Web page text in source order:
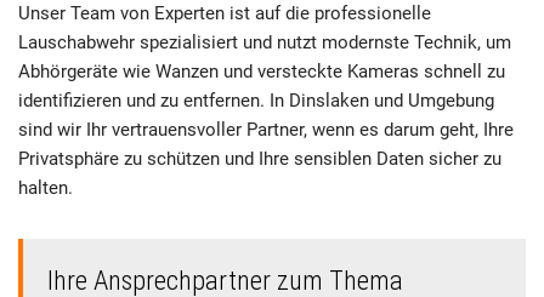
Unser Team von Experten ist auf die professionelle
Lauschabwehr spezialisiert und nutzt modernste Technik, um
Abhörgeräte wie Wanzen und versteckte Kameras schnell zu
identifizieren und zu entfernen. In Dinslaken und Umgebung
sind wir Ihr vertrauensvoller Partner, wenn es darum geht, Ihre
Privatsphäre zu schützen und Ihre sensiblen Daten sicher zu
halten.
Ihre Ansprechpartner zum Thema